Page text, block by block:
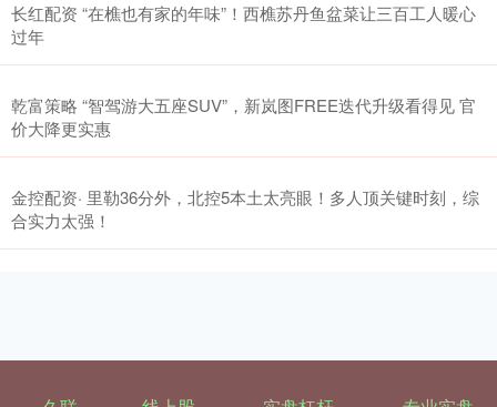
长红配资 “在樵也有家的年味”！西樵苏丹鱼盆菜让三百工人暖心
过年
乾富策略 “智驾游大五座SUV”，新岚图FREE迭代升级看得见 官
价大降更实惠
金控配资· 里勒36分外，北控5本土太亮眼！多人顶关键时刻，综
合实力太强！